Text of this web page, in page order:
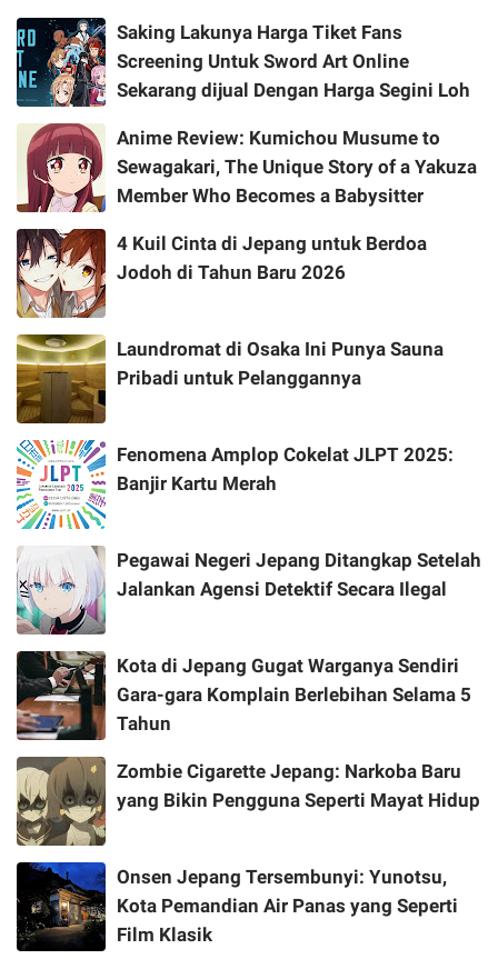
Saking Lakunya Harga Tiket Fans
Screening Untuk Sword Art Online
Sekarang dijual Dengan Harga Segini Loh
Anime Review: Kumichou Musume to
Sewagakari, The Unique Story of a Yakuza
Member Who Becomes a Babysitter
4 Kuil Cinta di Jepang untuk Berdoa
Jodoh di Tahun Baru 2026
Laundromat di Osaka Ini Punya Sauna
Pribadi untuk Pelanggannya
Fenomena Amplop Cokelat JLPT 2025:
Banjir Kartu Merah
Pegawai Negeri Jepang Ditangkap Setelah
Jalankan Agensi Detektif Secara Ilegal
Kota di Jepang Gugat Warganya Sendiri
Gara-gara Komplain Berlebihan Selama 5
Tahun
Zombie Cigarette Jepang: Narkoba Baru
yang Bikin Pengguna Seperti Mayat Hidup
Onsen Jepang Tersembunyi: Yunotsu,
Kota Pemandian Air Panas yang Seperti
Film Klasik